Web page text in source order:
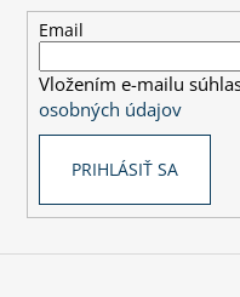
Email
Vložením e-mailu
osobných údajov
PRIHLÁSIŤ SA